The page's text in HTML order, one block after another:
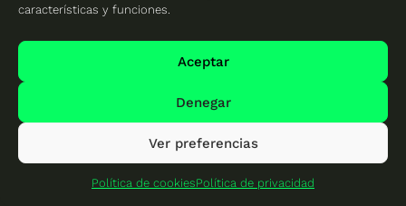
características y funciones.
Aceptar
Denegar
Ver preferencias
Política de cookiesPolítica de privacidad
Alquiler de cubiertas
Bonificaciones IBI instalar paneles solares
Subvenciones instalar para placas solares
Kit solar autoinstalable
Placas solares